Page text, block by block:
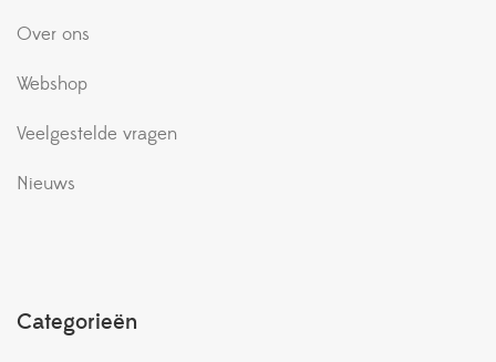
Over ons
Webshop
Veelgestelde vragen
Nieuws
Categorieën